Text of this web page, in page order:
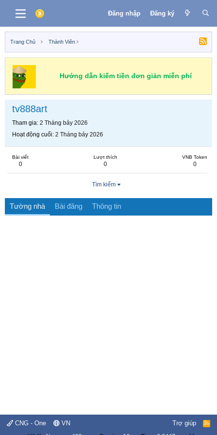
Đăng nhập Đăng ký
Trang Chủ Thành Viên
Hướng dẫn kiếm tiền đơn giản miễn phí
tv888art
Tham gia 2 Tháng bảy 2026
Hoạt động cuối 2 Tháng bảy 2026
Bài viết
0
Lượt thích
0
VNB Token
0
Tìm kiếm
Tường nhà Bài đăng Thông tin
CNG - One VN Trợ giúp
R